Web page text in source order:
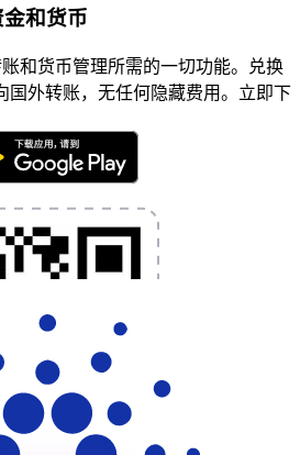
和货币
和货币管理所需的一切功能。兑换
国外转账，无任何隐藏费用。立即下